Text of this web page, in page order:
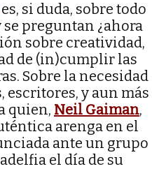
si duda, sobre todo
preguntan ¿ahora
sobre creatividad,
de (in)cumplir las
Sobre la necesidad
y aun más
quien, Neil Gaiman,
arenga en el
ante un grupo
el día de su